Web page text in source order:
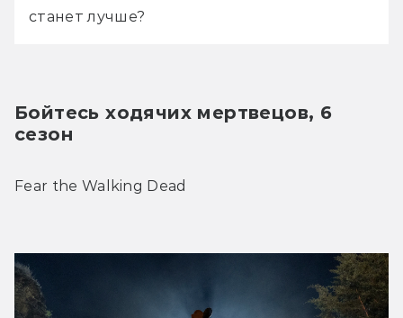
станет лучше?
Бойтесь ходячих мертвецов, 6
сезон
Fear the Walking Dead